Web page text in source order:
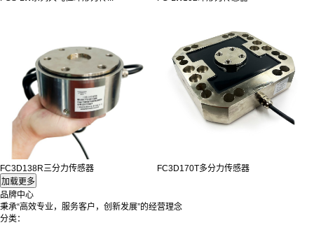
FC3D138R三分力传感器 FC3D170T多分力传感器
品牌中心
秉承“高效专业，服务客户，创新发展”的经营理念
分类：